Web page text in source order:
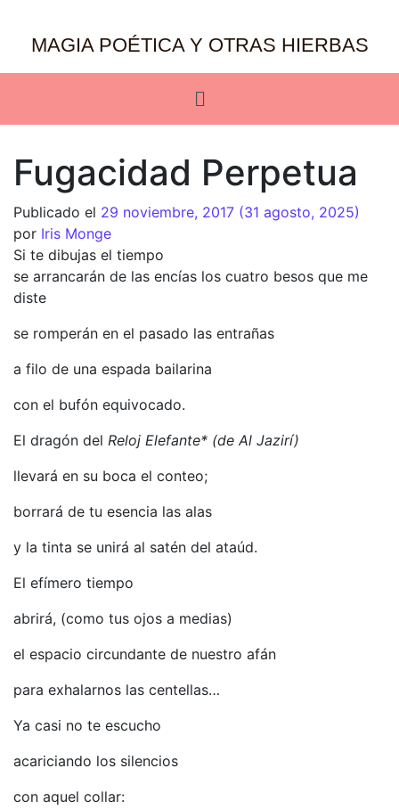
MAGIA POÉTICA Y OTRAS HIERBAS
Fugacidad Perpetua
Publicado el 29 noviembre, 2017 (31 agosto, 2025)
por Iris Monge
Si te dibujas el tiempo
se arrancarán de las encías los cuatro besos que me
diste
se romperán en el pasado las entrañas
a filo de una espada bailarina
con el bufón equivocado.
El dragón del Reloj Elefante* (de Al Jazirí)
llevará en su boca el conteo;
borrará de tu esencia las alas
y la tinta se unirá al satén del ataúd.
El efímero tiempo
abrirá, (como tus ojos a medias)
el espacio circundante de nuestro afán
para exhalarnos las centellas…
Ya casi no te escucho
acariciando los silencios
con aquel collar: